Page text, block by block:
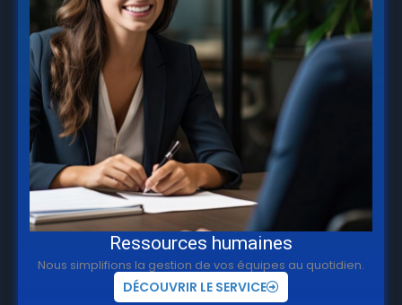
Ressources humaines
Nous simplifions la gestion de vos équipes au quotidien.
DÉCOUVRIR LE SERVICE